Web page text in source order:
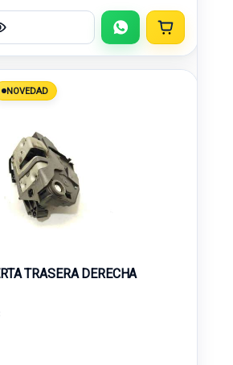
NOVEDAD
TRASERA DERECHA